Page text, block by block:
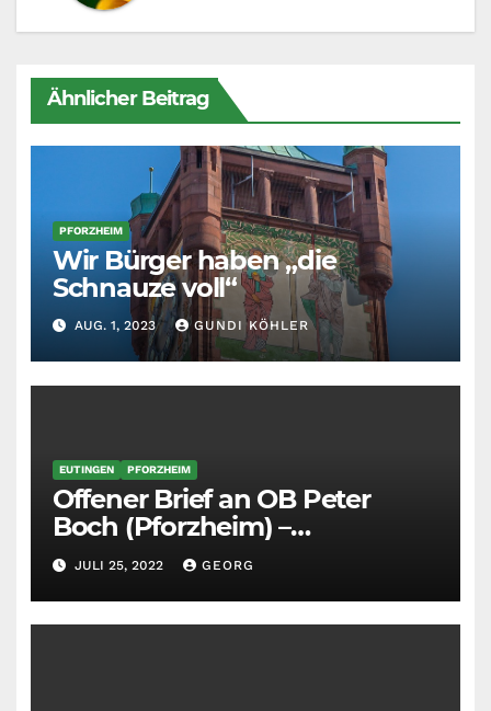
Ähnlicher Beitrag
PFORZHEIM
Wir Bürger haben „die
Schnauze voll“
AUG. 1, 2023 GUNDI KÖHLER
EUTINGEN PFORZHEIM
Offener Brief an OB Peter
Boch (Pforzheim) –
Belästigung und Gestank
durch SWA Südwestasphalt
JULI 25, 2022 GEORG